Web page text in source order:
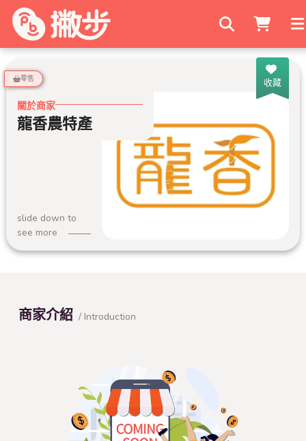
搜尋商家
收藏
零售
關於商家
龍香農特產
slide down to
see more
商家介紹 / Introduction